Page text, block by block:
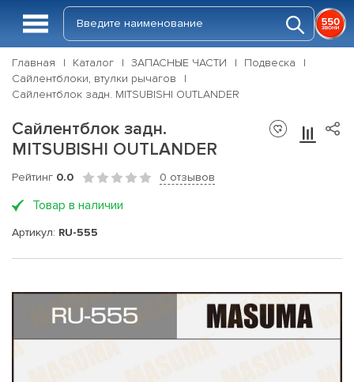
Главная Каталог ЗАПАСНЫЕ ЧАСТИ
Подвеска
Сайлентблоки, втулки рычагов
Сайлентблок задн. MITSUBISHI OUTLANDER
Сайлентблок задн.
MITSUBISHI OUTLANDER
Рейтинг 0.0 0 отзывов
Товар в наличии
Артикул: RU-555